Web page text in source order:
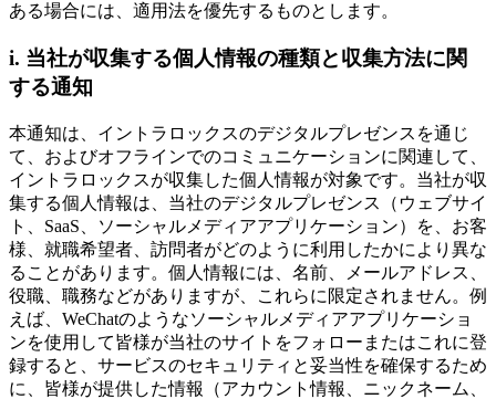
ある場合には、適用法を優先するものとします。
i. 当社が収集する個人情報の種類と収集方法に関
する通知
本通知は、イントラロックスのデジタルプレゼンスを通じ
て、およびオフラインでのコミュニケーションに関連して、
イントラロックスが収集した個人情報が対象です。当社が収
集する個人情報は、当社のデジタルプレゼンス（ウェブサイ
ト、SaaS、ソーシャルメディアアプリケーション）を、お客
様、就職希望者、訪問者がどのように利用したかにより異な
ることがあります。個人情報には、名前、メールアドレス、
役職、職務などがありますが、これらに限定されません。例
えば、WeChatのようなソーシャルメディアアプリケーショ
ンを使用して皆様が当社のサイトをフォローまたはこれに登
録すると、サービスのセキュリティと妥当性を確保するため
に、皆様が提供した情報（アカウント情報、ニックネーム、